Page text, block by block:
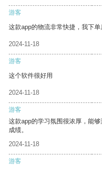
游客
这款app的物流非常快捷，我下单
2024-11-18
游客
这个软件很好用
2024-11-18
游客
这款app的学习氛围很浓厚，能
成绩。
2024-11-18
游客